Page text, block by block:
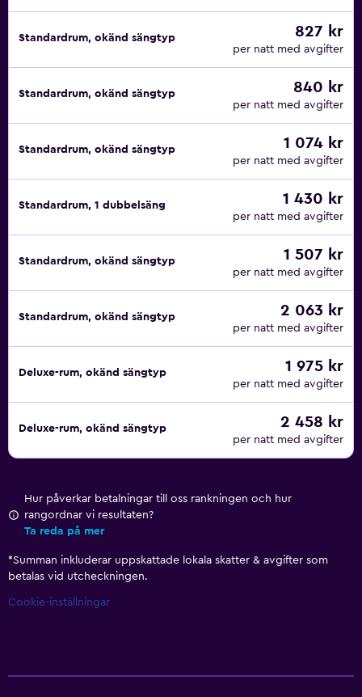
Standardrum, okänd sängtyp 827 kr
per natt med avgifter
Standardrum, okänd sängtyp 840 kr
per natt med avgifter
Standardrum, okänd sängtyp 1 074 kr
per natt med avgifter
Standardrum, 1 dubbelsäng 1 430 kr
per natt med avgifter
Standardrum, okänd sängtyp 1 507 kr
per natt med avgifter
Standardrum, okänd sängtyp 2 063 kr
per natt med avgifter
Deluxe-rum, okänd sängtyp 1 975 kr
per natt med avgifter
Deluxe-rum, okänd sängtyp 2 458 kr
per natt med avgifter
Hur påverkar betalningar till oss rankningen och hur
rangordnar vi resultaten?
Ta reda på mer
*Summan inkluderar uppskattade lokala skatter & avgifter som
betalas vid utcheckningen.
Cookie-inställningar